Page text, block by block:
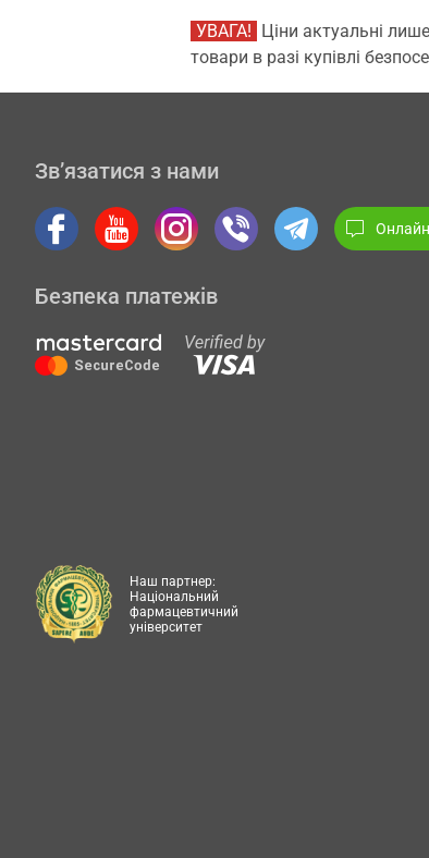
УВАГА! Ціни актуальні
товари в разі купівлі
Зв’язатися з нами
Безпека платежів
Наш партнер:
Національний
фармацевтичний
університет